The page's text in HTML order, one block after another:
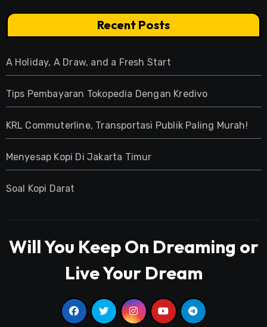
Recent Posts
A Holiday, A Draw, and a Fresh Start
Tips Pembayaran Tokopedia Dengan Kredivo
KRL Commuterline, Transportasi Publik Paling Murah!
Menyesap Kopi Di Jakarta Timur
Soal Kopi Darat
Will You Keep On Dreaming or
Live Your Dream